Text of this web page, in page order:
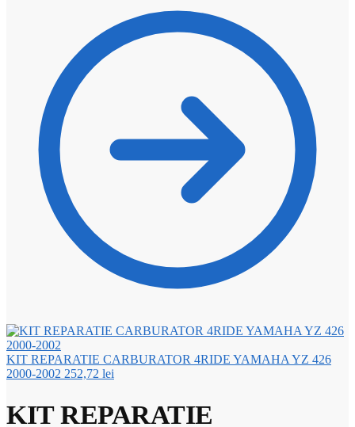
KIT REPARATIE CARBURATOR 4RIDE YAMAHA YZ 426
2000-2002 252,72 lei
KIT REPARATIE